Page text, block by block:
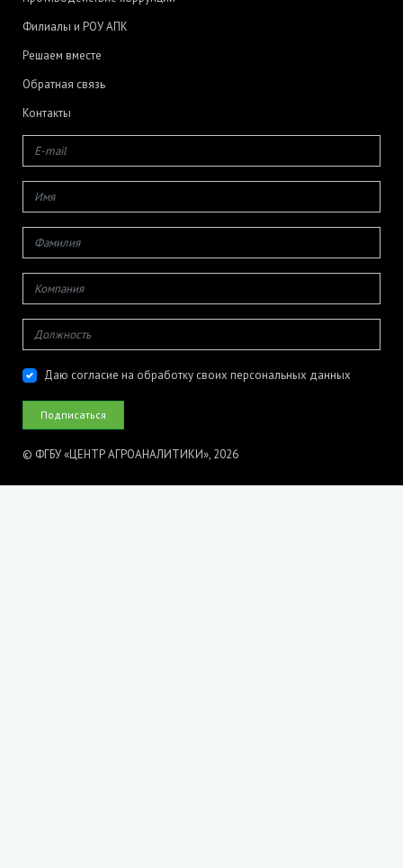
Филиалы и РОУ АПК
Решаем вместе
Обратная связь
Контакты
Даю согласие на обработку своих персональных данных
© ФГБУ «ЦЕНТР АГРОАНАЛИТИКИ», 2026